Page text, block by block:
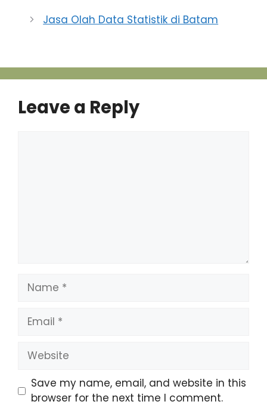
(0778) 452222 Toko
glassy berada
Jasa Olah Data Statistik di Batam
Leave a Reply
Name
Email
Website
Save my name, email, and website in this
browser for the next time I comment.